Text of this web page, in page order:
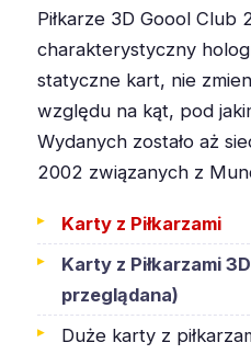
Piłkarze 3D Goool Club
charakterystyczny
statyczne kart, nie
względu na kąt, pod
Wydanych zostało aż
2002 związanych z
Karty z Piłkarzami
Karty z Piłkarzami
przeglądana)
Duże karty z